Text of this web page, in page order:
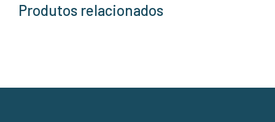
Produtos relacionados